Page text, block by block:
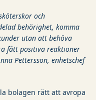
och
behörighet, komma
utan att behöva
fått positiva reaktioner
Pettersson, enhetschef
bolagen rätt att avropa